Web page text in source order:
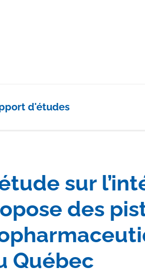
d'études
sur
des
Québec